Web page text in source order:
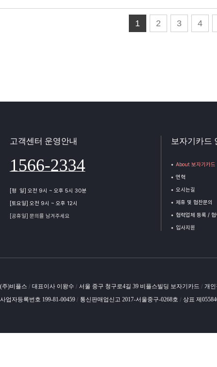
1 2 3 4
고객센터 운영안내
1566-2334
[평 일] 오전 9시 ~ 오후 5시 30분
[토요일] 오전 9시 ~ 오후 12시
[공휴일] 문의를 남겨주세요
보자기카드
About 보자기카드
연혁
오시는길
제휴 및 협찬문의
협력업체 등록 /
입사지원
(주)비플스 / 대표이사 이왕수 / 서울 중구 청구로4길 39 비플스빌딩 보자기카드 / 개
사업자등록번호 199-81-00459 / 통신판매업신고 2017-서울중구-0268호 / 상표 제